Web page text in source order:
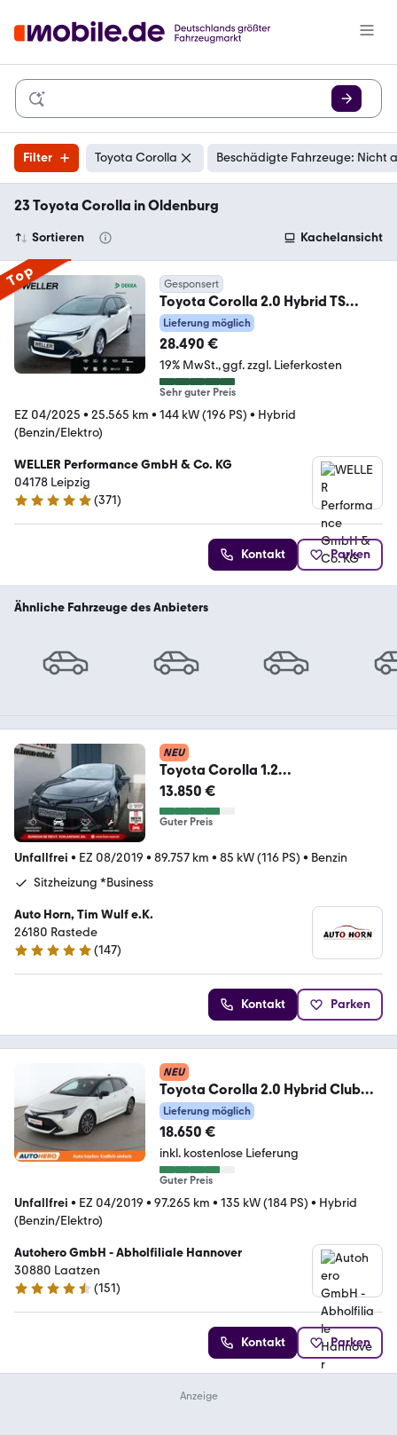
Filter Toyota Corolla Beschädigte Fahrzeuge: Nicht
23 Toyota Corolla in Oldenburg
Sortieren Kachelansicht
Top Gesponsert
Toyota Corolla 2.0 Hybrid TS
Black&White *LED*ACC*RCAM*
Lieferung möglich
28.490 €
19% MwSt. ggf. zzgl. Lieferkosten
Sehr guter Preis
EZ 04/2025 • 25.565 km • 144 kW (196 PS) • Hybrid
(Benzin/Elektro)
WELLER Performance GmbH & Co. KG
04178 Leipzig
4.8 Sterne
(371)
Kontakt Parken
Ähnliche Fahrzeuge des Anbieters
NEU
Toyota Corolla 1.2
Comfort*SHZ*Business Paket*
13.850 €
Guter Preis
Unfallfrei • EZ 08/2019 • 89.757 km • 85 kW (116 PS) • Benzin
Sitzheizung *Business
Auto Horn, Tim Wulf e.K.
26180 Rastede
5 Sterne
(147)
Kontakt Parken
NEU
Toyota Corolla 2.0 Hybrid Club
Aut.*BI-LED*ACC*CAM*PDC*
Lieferung möglich
18.650 €
inkl. kostenlose Lieferung
Guter Preis
Unfallfrei • EZ 04/2019 • 97.265 km • 135 kW (184 PS) • Hybrid
(Benzin/Elektro)
Autohero GmbH - Abholfiliale Hannover
30880 Laatzen
4.7 Sterne
(151)
Kontakt Parken